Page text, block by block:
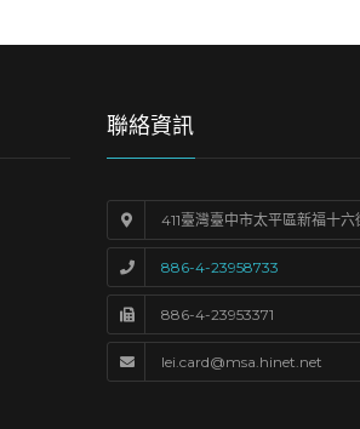
聯絡資訊
411臺灣臺中市太平區新福十六
886-4-23958733
886-4-23953371
lei.card@msa.hinet.net